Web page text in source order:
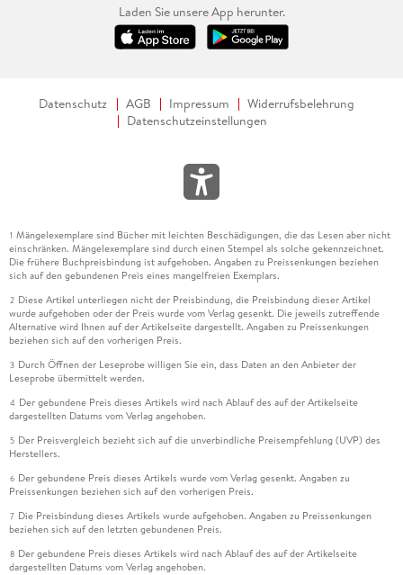
Laden Sie unsere App herunter.
Datenschutz AGB Impressum
Widerrufsbelehrung
Datenschutzeinstellungen
1 Mängelexemplare sind Bücher mit leichten Beschädigungen, die das Lesen aber nicht
einschränken. Mängelexemplare sind durch einen Stempel als solche gekennzeichnet.
Die frühere Buchpreisbindung ist aufgehoben. Angaben zu Preissenkungen beziehen
sich auf den gebundenen Preis eines mangelfreien Exemplars.
2 Diese Artikel unterliegen nicht der Preisbindung, die Preisbindung dieser Artikel
wurde aufgehoben oder der Preis wurde vom Verlag gesenkt. Die jeweils zutreffende
Alternative wird Ihnen auf der Artikelseite dargestellt. Angaben zu Preissenkungen
beziehen sich auf den vorherigen Preis.
3 Durch Öffnen der Leseprobe willigen Sie ein, dass Daten an den Anbieter der
Leseprobe übermittelt werden.
4 Der gebundene Preis dieses Artikels wird nach Ablauf des auf der Artikelseite
dargestellten Datums vom Verlag angehoben.
5 Der Preisvergleich bezieht sich auf die unverbindliche Preisempfehlung (UVP) des
Herstellers.
6 Der gebundene Preis dieses Artikels wurde vom Verlag gesenkt. Angaben zu
Preissenkungen beziehen sich auf den vorherigen Preis.
7 Die Preisbindung dieses Artikels wurde aufgehoben. Angaben zu Preissenkungen
beziehen sich auf den letzten gebundenen Preis.
8 Der gebundene Preis dieses Artikels wird nach Ablauf des auf der Artikelseite
dargestellten Datums vom Verlag angehoben.